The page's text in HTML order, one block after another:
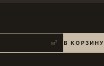
м² В КОРЗИНУ